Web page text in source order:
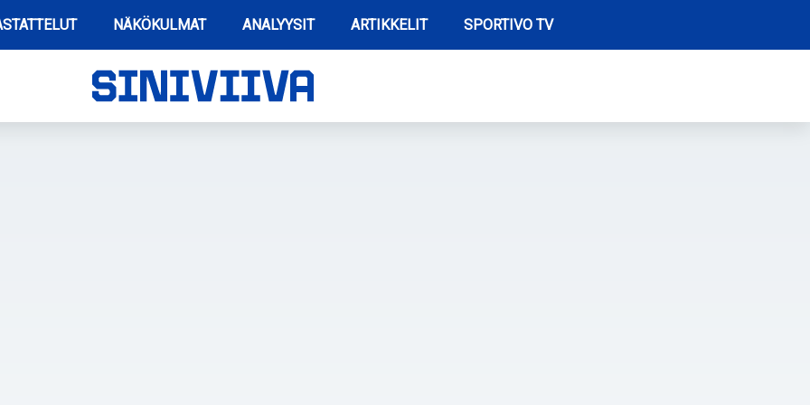
NÄKÖKULMAT ANALYYSIT ARTIKKELIT SPORTIVO TV